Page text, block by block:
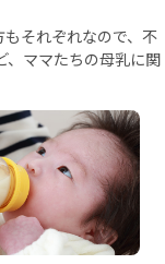
それぞれなので、不
、ママたちの母乳に関